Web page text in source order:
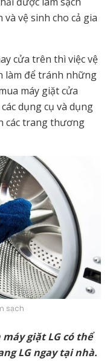
vệ sinh cho cả gia
cửa trên thì việc vệ
làm để tránh những
máy giặt cửa
dụng cụ và dụng
các trang thương
sạch
giặt LG có thể
LG ngay tại nhà.